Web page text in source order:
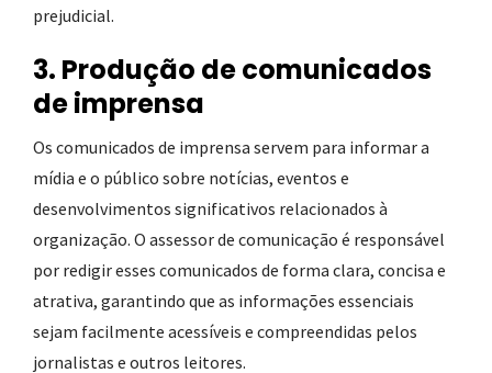
prejudicial.
3. Produção de comunicados
de imprensa
Os comunicados de imprensa servem para informar a
mídia e o público sobre notícias, eventos e
desenvolvimentos significativos relacionados à
organização. O assessor de comunicação é responsável
por redigir esses comunicados de forma clara, concisa e
atrativa, garantindo que as informações essenciais
sejam facilmente acessíveis e compreendidas pelos
jornalistas e outros leitores.